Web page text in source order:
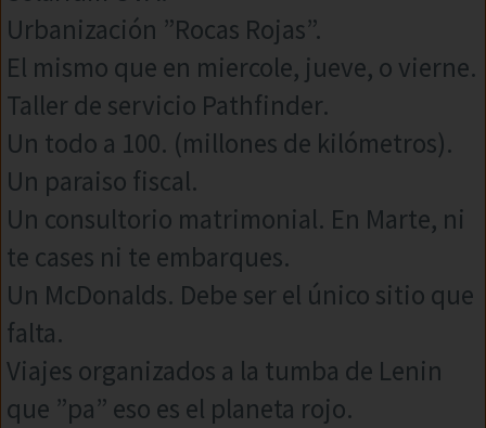
Urbanización ”Rocas Rojas”.
El mismo que en miercole, jueve, o vierne.
Taller de servicio Pathfinder.
Un todo a 100. (millones de kilómetros).
Un paraiso fiscal.
Un consultorio matrimonial. En Marte, ni
te cases ni te embarques.
Un McDonalds. Debe ser el único sitio que
falta.
Viajes organizados a la tumba de Lenin
que ”pa” eso es el planeta rojo.